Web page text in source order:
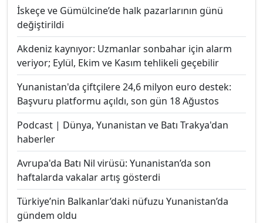
İskeçe ve Gümülcine’de halk pazarlarının günü
değiştirildi
Akdeniz kaynıyor: Uzmanlar sonbahar için alarm
veriyor; Eylül, Ekim ve Kasım tehlikeli geçebilir
Yunanistan'da çiftçilere 24,6 milyon euro destek:
Başvuru platformu açıldı, son gün 18 Ağustos
Podcast | Dünya, Yunanistan ve Batı Trakya'dan
haberler
Avrupa'da Batı Nil virüsü: Yunanistan’da son
haftalarda vakalar artış gösterdi
Türkiye’nin Balkanlar’daki nüfuzu Yunanistan’da
gündem oldu